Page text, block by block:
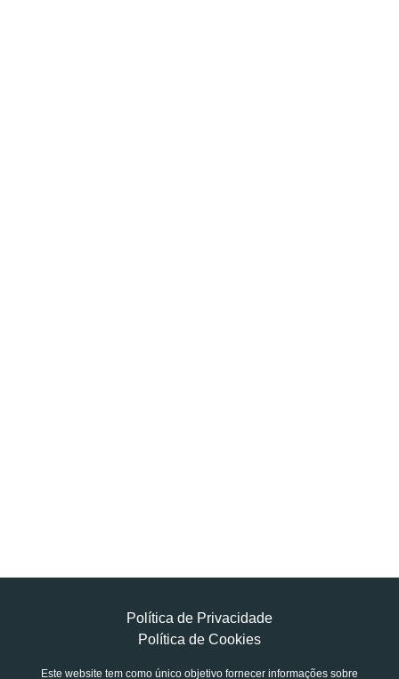
Política de Privacidade
Política de Cookies
Este website tem como único objetivo fornecer informações sobre